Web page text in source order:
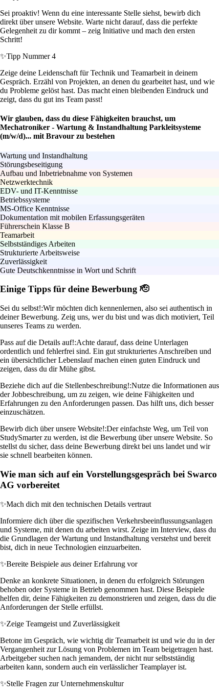
Sei proaktiv! Wenn du eine interessante Stelle siehst, bewirb dich
direkt über unsere Website. Warte nicht darauf, dass die perfekte
Gelegenheit zu dir kommt – zeig Initiative und mach den ersten
Schritt!
✨Tipp Nummer 4
Zeige deine Leidenschaft für Technik und Teamarbeit in deinem
Gespräch. Erzähl von Projekten, an denen du gearbeitet hast, und wie
du Probleme gelöst hast. Das macht einen bleibenden Eindruck und
zeigt, dass du gut ins Team passt!
Wir glauben, dass du diese Fähigkeiten brauchst, um
Mechatroniker - Wartung & Instandhaltung Parkleitsysteme
(m/w/d)... mit Bravour zu bestehen
Wartung und Instandhaltung
Störungsbeseitigung
Aufbau und Inbetriebnahme von Systemen
Netzwerktechnik
EDV- und IT-Kenntnisse
Betriebssysteme
MS-Office Kenntnisse
Dokumentation mit mobilen Erfassungsgeräten
Führerschein Klasse B
Teamarbeit
Selbstständiges Arbeiten
Strukturierte Arbeitsweise
Zuverlässigkeit
Gute Deutschkenntnisse in Wort und Schrift
Einige Tipps für deine Bewerbung 🫡
Sei du selbst!:Wir möchten dich kennenlernen, also sei authentisch in
deiner Bewerbung. Zeig uns, wer du bist und was dich motiviert, Teil
unseres Teams zu werden.
Pass auf die Details auf!:Achte darauf, dass deine Unterlagen
ordentlich und fehlerfrei sind. Ein gut strukturiertes Anschreiben und
ein übersichtlicher Lebenslauf machen einen guten Eindruck und
zeigen, dass du dir Mühe gibst.
Beziehe dich auf die Stellenbeschreibung!:Nutze die Informationen aus
der Jobbeschreibung, um zu zeigen, wie deine Fähigkeiten und
Erfahrungen zu den Anforderungen passen. Das hilft uns, dich besser
einzuschätzen.
Bewirb dich über unsere Website!:Der einfachste Weg, um Teil von
StudySmarter zu werden, ist die Bewerbung über unsere Website. So
stellst du sicher, dass deine Bewerbung direkt bei uns landet und wir
sie schnell bearbeiten können.
Wie man sich auf ein Vorstellungsgespräch bei Swarco
AG vorbereitet
✨Mach dich mit den technischen Details vertraut
Informiere dich über die spezifischen Verkehrsbeeinflussungsanlagen
und Systeme, mit denen du arbeiten wirst. Zeige im Interview, dass du
die Grundlagen der Wartung und Instandhaltung verstehst und bereit
bist, dich in neue Technologien einzuarbeiten.
✨Bereite Beispiele aus deiner Erfahrung vor
Denke an konkrete Situationen, in denen du erfolgreich Störungen
behoben oder Systeme in Betrieb genommen hast. Diese Beispiele
helfen dir, deine Fähigkeiten zu demonstrieren und zeigen, dass du die
Anforderungen der Stelle erfüllst.
✨Zeige Teamgeist und Zuverlässigkeit
Betone im Gespräch, wie wichtig dir Teamarbeit ist und wie du in der
Vergangenheit zur Lösung von Problemen im Team beigetragen hast.
Arbeitgeber suchen nach jemandem, der nicht nur selbstständig
arbeiten kann, sondern auch ein verlässlicher Teamplayer ist.
✨Stelle Fragen zur Unternehmenskultur